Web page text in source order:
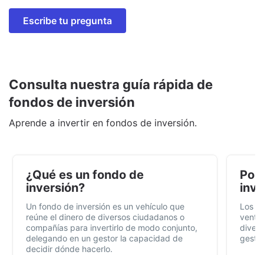
Escribe tu pregunta
Consulta nuestra guía rápida de
fondos de inversión
Aprende a invertir en fondos de inversión.
¿Qué es un fondo de
inversión?
Un fondo de inversión es un vehículo que
reúne el dinero de diversos ciudadanos o
compañías para invertirlo de modo conjunto,
delegando en un gestor la capacidad de
decidir dónde hacerlo.
Por
Los